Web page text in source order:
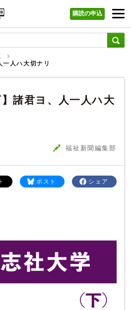
購読の申込
一人ハ大切ナリ
】諸君ヨ、人一人ハ大
福祉新聞編集部
シェア
ポスト